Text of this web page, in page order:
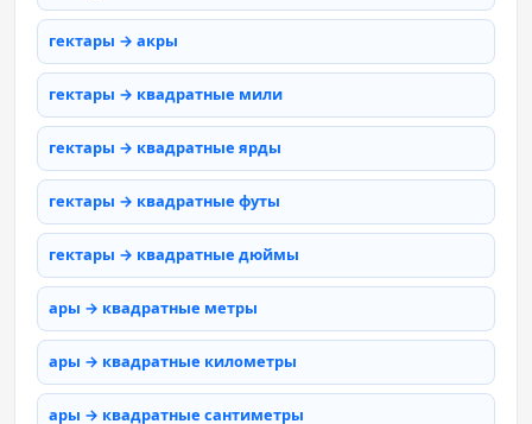
гектары → акры
гектары → квадратные мили
гектары → квадратные ярды
гектары → квадратные футы
гектары → квадратные дюймы
ары → квадратные метры
ары → квадратные километры
ары → квадратные сантиметры